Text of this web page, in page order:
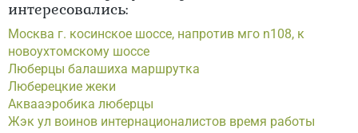
интересовались:
Москва г. косинское шоссе, напротив мго n108, к
новоухтомскому шоссе
Люберцы балашиха маршрутка
Люберецкие жеки
Аквааэробика люберцы
Жэк ул воинов интернационалистов время работы